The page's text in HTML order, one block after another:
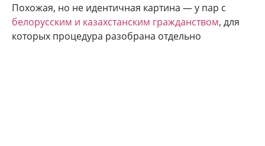
Похожая, но не идентичная картина — у пар с
белорусским и казахстанским гражданством, для
которых процедура разобрана отдельно